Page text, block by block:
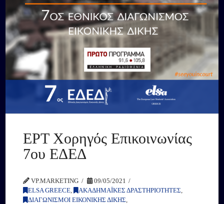
ΕΡΤ Χορηγός Επικοινωνίας
7ου ΕΔΕΔ
VP.MARKETING
09/05/2021
ELSA GREECE
ΑΚΑΔΗΜΑΪΚΕΣ ΔΡΑΣΤΗΡΙΟΤΗΤΕΣ
ΔΙΑΓΩΝΙΣΜΟΙ ΕΙΚΟΝΙΚΗΣ ΔΙΚΗΣ